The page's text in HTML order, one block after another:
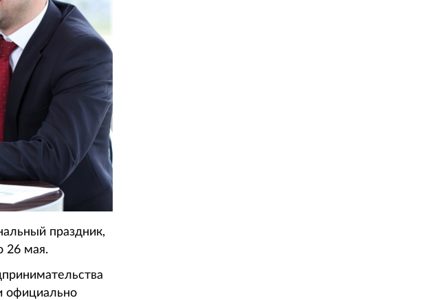
праздник,
26 мая.
официально